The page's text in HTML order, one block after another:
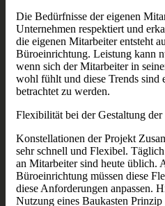
Die Bedürfnisse der eigenen
Unternehmen respektiert und
die eigenen Mitarbeiter entsteht
Büroeinrichtung. Leistung kann
wenn sich der Mitarbeiter in
wohl fühlt und diese Trends sind
betrachtet zu werden.
Flexibilität bei der Gestaltung
Konstellationen der Projekt
sehr schnell und Flexibel.
an Mitarbeiter sind heute üblich.
Büroeinrichtung müssen diese
diese Anforderungen anpassen.
Nutzung eines Baukasten Prinzip